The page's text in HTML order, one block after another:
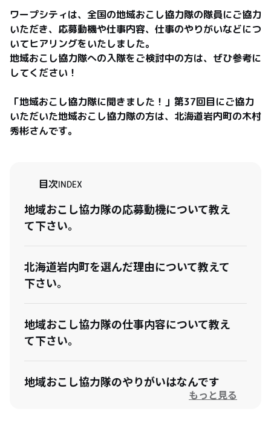
ワープシティは、全国の地域おこし協力隊の隊員にご協力
いただき、応募動機や仕事内容、仕事のやりがいなどにつ
いてヒアリングをいたしました。
地域おこし協力隊への入隊をご検討中の方は、ぜひ参考に
してください！
「地域おこし協力隊に聞きました！」第37回目にご協力
いただいた地域おこし協力隊の方は、北海道岩内町の木村
秀彬さんです。
目次INDEX
地域おこし協力隊の応募動機について教え
て下さい。
北海道岩内町を選んだ理由について教えて
下さい。
地域おこし協力隊の仕事内容について教え
て下さい。
地域おこし協力隊のやりがいはなんです
もっと見る